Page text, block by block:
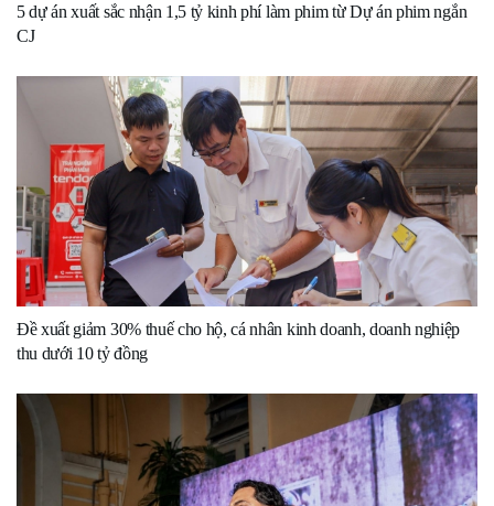
5 dự án xuất sắc nhận 1,5 tỷ kinh phí làm phim từ Dự án phim ngắn
CJ
Đề xuất giảm 30% thuế cho hộ, cá nhân kinh doanh, doanh nghiệp
thu dưới 10 tỷ đồng